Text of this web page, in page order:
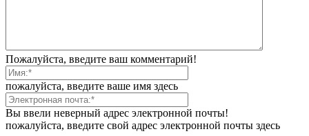
Пожалуйста, введите ваш комментарий!
пожалуйста, введите ваше имя здесь
Вы ввели неверный адрес электронной почты!
пожалуйста, введите свой адрес электронной почты здесь